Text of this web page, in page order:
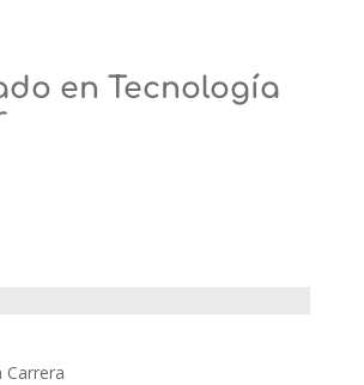
en Tecnología
Carrera